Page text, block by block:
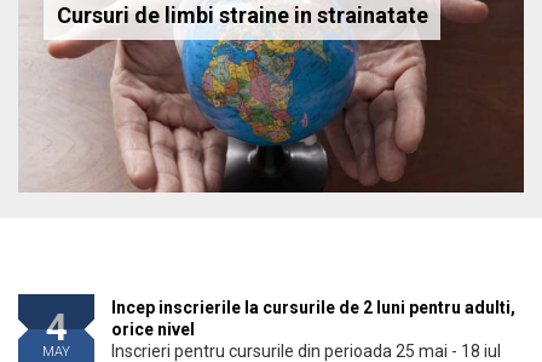
Cursuri de limbi straine in strainatate
4
MAY
Incep inscrierile la cursurile de 2 luni pentru adulti,
orice nivel
Inscrieri pentru cursurile din perioada 25 mai - 18 iul